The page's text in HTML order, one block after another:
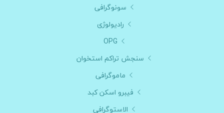
سونوگرافی
رادیولوژی
OPG
سنجش تراکم استخوان
ماموگرافی
فیبرو اسکن کبد
الاستوگرافی